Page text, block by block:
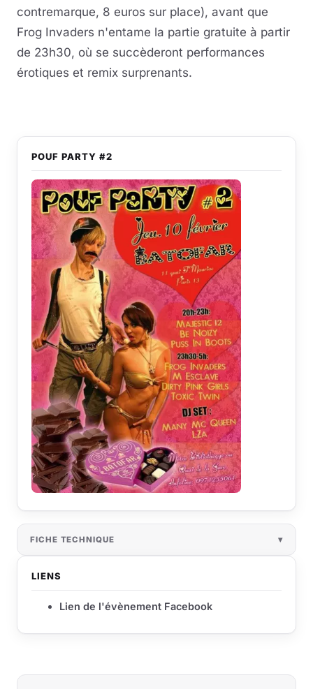
contremarque, 8 euros sur place), avant que
Frog Invaders n'entame la partie gratuite à partir
de 23h30, où se succèderont performances
érotiques et remix surprenants.
POUF PARTY #2
FICHE TECHNIQUE
LIENS
Lien de l'évènement Facebook